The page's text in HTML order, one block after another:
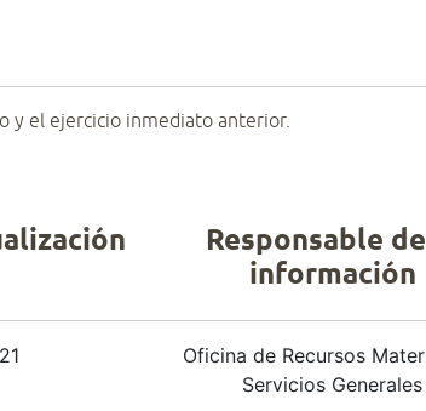
y el ejercicio inmediato anterior.
Responsable
información
Oficina de Recursos
Servicios Generales